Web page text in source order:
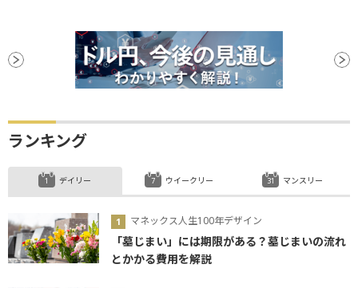
ランキング
デイリー
マネックス人生100年デザイン
「墓じまい」には期限がある？墓じまいの流れ
とかかる費用を解説
ウイークリー マンスリー